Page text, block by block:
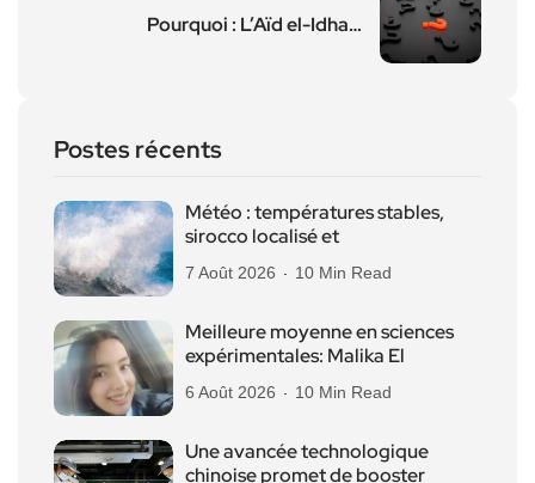
Pourquoi : L’Aïd el-Idha…
Postes récents
Météo : températures stables,
sirocco localisé et
7 Août 2026 10 Min Read
Meilleure moyenne en sciences
expérimentales: Malika El
6 Août 2026 10 Min Read
Une avancée technologique
chinoise promet de booster